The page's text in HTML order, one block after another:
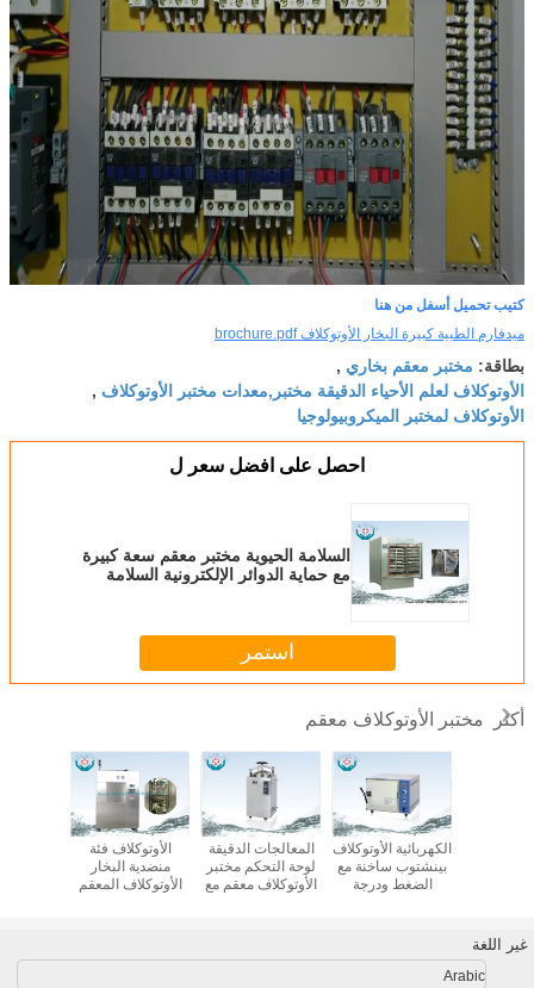
كتيب تحميل أسفل من هنا
ميدفارم الطبية كبيرة البخار الأوتوكلاف brochure.pdf
بطاقة: مختبر معقم بخاري ,
الأوتوكلاف لعلم الأحياء الدقيقة مختبر,معدات مختبر الأوتوكلاف ,
الأوتوكلاف لمختبر الميكروبيولوجيا
احصل على افضل سعر ل
السلامة الحيوية مختبر معقم سعة كبيرة
مع حماية الدوائر الإلكترونية السلامة
استمر
أكثر مختبر الأوتوكلاف معقم
الأوتوكلاف فئة
منضدية البخار
الأوتوكلاف المعقم
المعالجات الدقيقة
لوحة التحكم مختبر
الأوتوكلاف معقم مع
الكهربائية الأوتوكلاف
بينشتوب ساخنة مع
الضغط ودرجة
غير اللغة
Arabic